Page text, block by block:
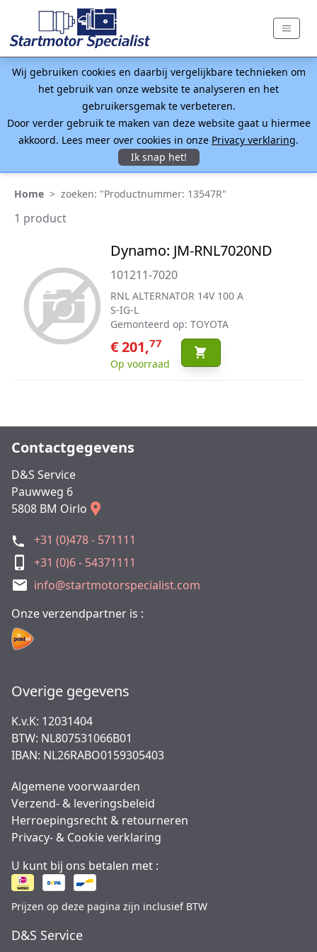
Wij gebruiken cookies en daarbij vergelijkbare technieken om
het gebruik van onze website te analyseren en het
gebruikersgemak te verbeteren.
Door verder gebruik te maken van deze website gaat u hiermee
akkoord. Lees meer over cookies in onze Privacy verklaring.
Ik snap het!
Home > zoeken: "Productnummer: 13547R"
1 product
Dynamo: JM-RNL7020ND
101211-7020
RNL ALTERNATOR 14V 100 A
S-IG-L
Gemonteerd op: TOYOTA
€ 201,77
Op voorraad
Contactgegevens
D&S Service
Pauwweg 6
5808 BM Oirlo
+31 (0)478 - 571111
+31 (0)6 - 54371111
info@startmotorspecialist.com
Onze verzendpartner is :
Overige gegevens
K.v.K: 12031404
BTW: NL807531066B01
IBAN: NL26RABO0159305403
Algemene voorwaarden
Verzend- & leveringsbeleid
Herroepingsrecht & retourneren
Privacy- & Cookie verklaring
U kunt bij ons betalen met :
Prijzen op deze pagina zijn inclusief BTW
D&S Service